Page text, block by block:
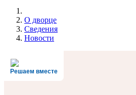
О дворце
Сведения
Новости
Решаем вместе